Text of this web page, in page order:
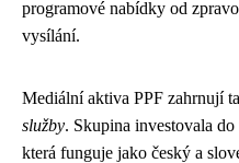
programové nabídky od
vysílání.
Mediální aktiva PPF zahrnují
služby. Skupina investovala
která funguje jako český a